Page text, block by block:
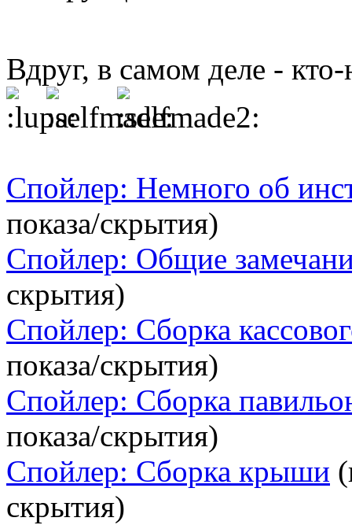
Вдруг, в самом деле -
Спойлер: Немного об
показа/скрытия)
Спойлер: Общие
скрытия)
Спойлер: Сборка
показа/скрытия)
Спойлер: Сборка
показа/скрытия)
Спойлер: Сборка крыши
скрытия)